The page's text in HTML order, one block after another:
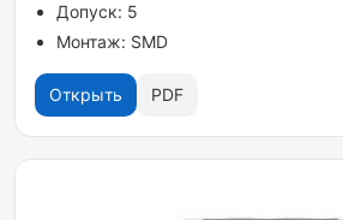
Допуск: 5
Монтаж: SMD
Открыть PDF